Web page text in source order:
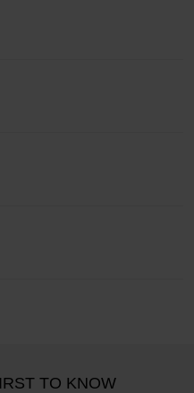
TO KNOW